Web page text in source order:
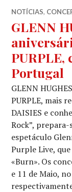
NOTÍCIAS,
GLENN
PURPLE,
Portugal
GLENN
PURPLE, mais
DAISIES e
Rock”,
espetáculo
Purple Live,
«Burn». Os
e 11 de Maio,